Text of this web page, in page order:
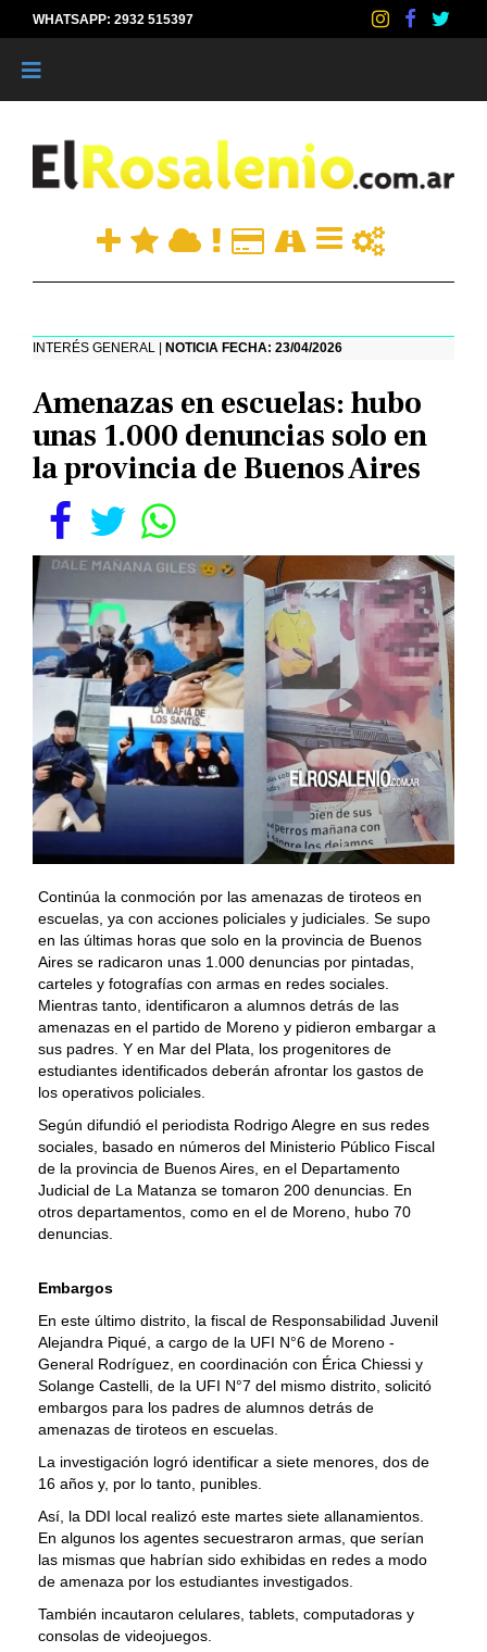
WHATSAPP: 2932 515397
INTERÉS GENERAL | NOTICIA FECHA: 23/04/2026
Amenazas en escuelas: hubo
unas 1.000 denuncias solo en
la provincia de Buenos Aires
Continúa la conmoción por las amenazas de tiroteos en
escuelas, ya con acciones policiales y judiciales. Se supo
en las últimas horas que solo en la provincia de Buenos
Aires se radicaron unas 1.000 denuncias por pintadas,
carteles y fotografías con armas en redes sociales.
Mientras tanto, identificaron a alumnos detrás de las
amenazas en el partido de Moreno y pidieron embargar a
sus padres. Y en Mar del Plata, los progenitores de
estudiantes identificados deberán afrontar los gastos de
los operativos policiales.
Según difundió el periodista Rodrigo Alegre en sus redes
sociales, basado en números del Ministerio Público Fiscal
de la provincia de Buenos Aires, en el Departamento
Judicial de La Matanza se tomaron 200 denuncias. En
otros departamentos, como en el de Moreno, hubo 70
denuncias.
Embargos
En este último distrito, la fiscal de Responsabilidad Juvenil
Alejandra Piqué, a cargo de la UFI N°6 de Moreno -
General Rodríguez, en coordinación con Érica Chiessi y
Solange Castelli, de la UFI N°7 del mismo distrito, solicitó
embargos para los padres de alumnos detrás de
amenazas de tiroteos en escuelas.
La investigación logró identificar a siete menores, dos de
16 años y, por lo tanto, punibles.
Así, la DDI local realizó este martes siete allanamientos.
En algunos los agentes secuestraron armas, que serían
las mismas que habrían sido exhibidas en redes a modo
de amenaza por los estudiantes investigados.
También incautaron celulares, tablets, computadoras y
consolas de videojuegos.